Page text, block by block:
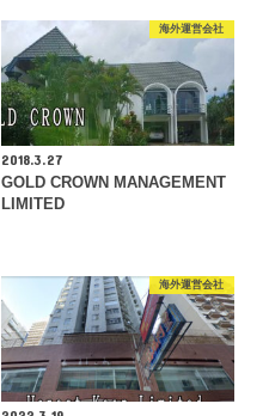
海外運営会社
2018.3.27
GOLD CROWN MANAGEMENT
LIMITED
海外運営会社